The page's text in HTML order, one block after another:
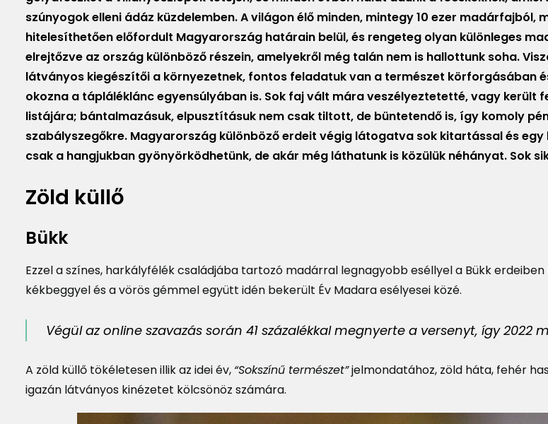
szúnyogok elleni ádáz küzdelemben. A világon élő minden, mintegy 10 ezer madárfajból,
hitelesíthetően előfordult Magyarország határain belül, és rengeteg olyan különleges
elrejtőzve az ország különböző részein, amelyekről még talán nem is hallottunk soha.
látványos kiegészítői a környezetnek, fontos feladatuk van a természet körforgásában
okozna a tápláléklánc egyensúlyában is. Sok faj vált mára veszélyeztetetté, vagy került
listájára; bántalmazásuk, elpusztításuk nem csak tiltott, de büntetendő is, így komoly
szabályszegőkre. Magyarország különböző erdeit végig látogatva sok kitartással és egy
csak a hangjukban gyönyörködhetünk, de akár még láthatunk is közülük néhányat. Sok
Zöld küllő
Bükk
Ezzel a színes, harkályfélék családjába tartozó madárral legnagyobb eséllyel a Bükk
kékbeggyel és a vörös gémmel együtt idén bekerült Év Madara esélyesei közé.
Végül az online szavazás során 41 százalékkal megnyerte a versenyt, így 2022
A zöld küllő tökéletesen illik az idei év, “Sokszínű természet”jelmondatához, zöld háta, fehér
igazán látványos kinézetet kölcsönöz számára.